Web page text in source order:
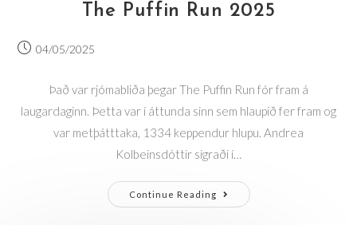
The Puffin Run 2025
04/05/2025
Það var rjómabliða þegar The Puffin Run fór fram á
laugardaginn. Þetta var í áttunda sinn sem hlaupið fer fram og
var metþátttaka, 1334 keppendur hlupu. Andrea
Kolbeinsdóttir sigraði í…
Continue Reading